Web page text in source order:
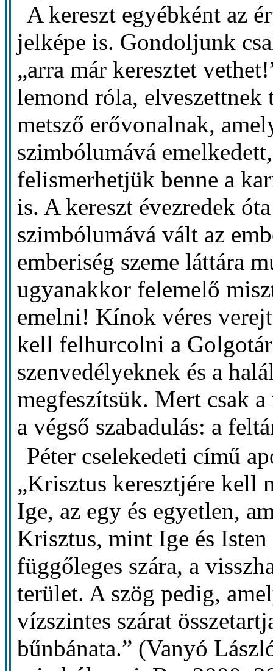
A kereszt egyébként az
jelképe is. Gondoljunk
„arra már keresztet
lemond róla,
metsző erővonalnak,
szimbólumává
felismerhetjük benne a
is. A kereszt évezredek
szimbólumává vált az
emberiség szeme láttára
ugyanakkor felemelő
emelni! Kínok véres
kell felhurcolni a
szenvedélyeknek és a
megfeszítsük. Mert csak
a végső szabadulás: a
Péter cselekedeti című
„Krisztus keresztjére kell
Ige, az egy és egyetlen,
Krisztus, mint Ige és
függőleges szára, a
terület. A szög pedig,
vízszintes szárat
bűnbánata.” (Vanyó